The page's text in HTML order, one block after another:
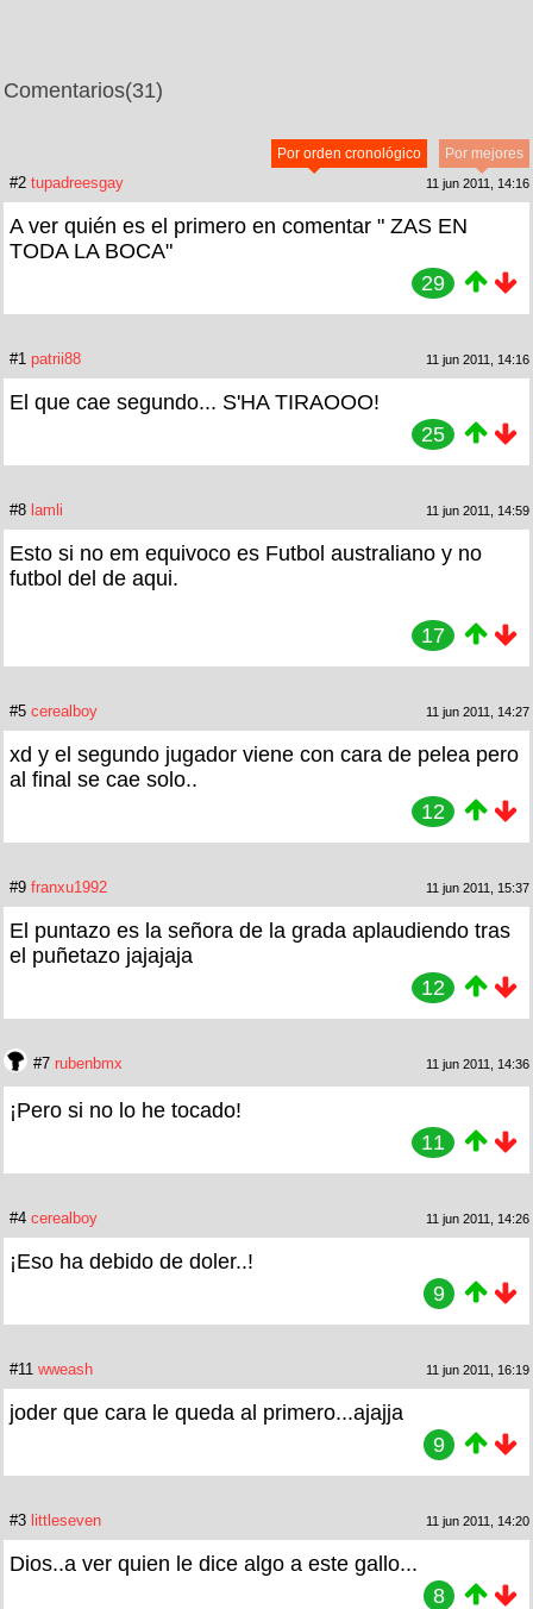
Comentarios(31)
Por mejores
Por orden cronológico
#2 tupadreesgay 11 jun 2011, 14:16
A ver quién es el primero en comentar " ZAS EN
TODA LA BOCA"
29
#1 patrii88 11 jun 2011, 14:16
El que cae segundo... S'HA TIRAOOO!
25
#8 lamli 11 jun 2011, 14:59
Esto si no em equivoco es Futbol australiano y no
futbol del de aqui.
17
#5 cerealboy 11 jun 2011, 14:27
xd y el segundo jugador viene con cara de pelea pero
al final se cae solo..
12
#9 franxu1992 11 jun 2011, 15:37
El puntazo es la señora de la grada aplaudiendo tras
el puñetazo jajajaja
12
#7 rubenbmx 11 jun 2011, 14:36
¡Pero si no lo he tocado!
11
#4 cerealboy 11 jun 2011, 14:26
¡Eso ha debido de doler..!
9
#11 wweash 11 jun 2011, 16:19
joder que cara le queda al primero...ajajja
9
#3 littleseven 11 jun 2011, 14:20
Dios..a ver quien le dice algo a este gallo...
8